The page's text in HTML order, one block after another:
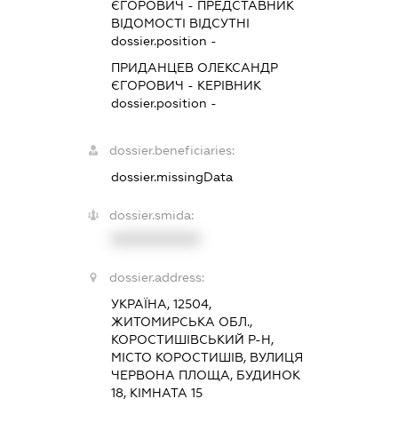
ЄГОРОВИЧ - ПРЕДСТАВНИК
ВІДОМОСТІ ВІДСУТНІ
dossier.position -
ПРИДАНЦЕВ ОЛЕКСАНДР
ЄГОРОВИЧ - КЕРІВНИК
dossier.position -
dossier.beneficiaries:
dossier.missingData
dossier.smida:
dossier.address:
УКРАЇНА, 12504,
ЖИТОМИРСЬКА ОБЛ.,
КОРОСТИШІВСЬКИЙ Р-Н,
МІСТО КОРОСТИШІВ, ВУЛИЦЯ
ЧЕРВОНА ПЛОЩА, БУДИНОК
18, КІМНАТА 15